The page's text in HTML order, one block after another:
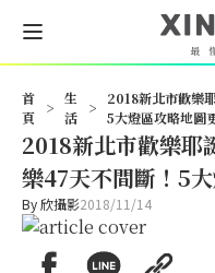
首
頁
>
生
活
>
2018新北市歡樂
5大燈區攻略地圖
2018新北市歡樂耶
樂47天不間斷！5
By欣攝影2018/11/14